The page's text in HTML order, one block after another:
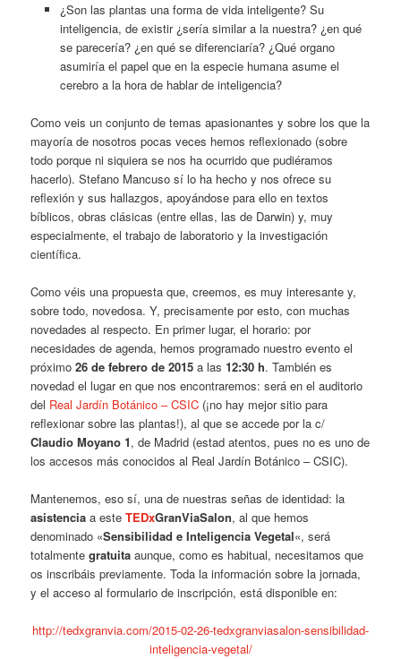
¿Son las plantas una forma de vida inteligente? Su
inteligencia, de existir ¿sería similar a la nuestra? ¿en qué
se parecería? ¿en qué se diferenciaría? ¿Qué organo
asumiría el papel que en la especie humana asume el
cerebro a la hora de hablar de inteligencia?
Como veis un conjunto de temas apasionantes y sobre los que la
mayoría de nosotros pocas veces hemos reflexionado (sobre
todo porque ni siquiera se nos ha ocurrido que pudiéramos
hacerlo). Stefano Mancuso sí lo ha hecho y nos ofrece su
reflexión y sus hallazgos, apoyándose para ello en textos
bíblicos, obras clásicas (entre ellas, las de Darwin) y, muy
especialmente, el trabajo de laboratorio y la investigación
científica.
Como véis una propuesta que, creemos, es muy interesante y,
sobre todo, novedosa. Y, precisamente por esto, con muchas
novedades al respecto. En primer lugar, el horario: por
necesidades de agenda, hemos programado nuestro evento el
próximo26 de febrero de 2015 a las12:30 h. También es
novedad el lugar en que nos encontraremos: será en el auditorio
del Real Jardín Botánico – CSIC (¡no hay mejor sitio para
reflexionar sobre las plantas!), al que se accede por la c/
Claudio Moyano 1, de Madrid (estad atentos, pues no es uno de
los accesos más conocidos al Real Jardín Botánico – CSIC).
Mantenemos, eso sí, una de nuestras señas de identidad: la
asistencia a esteTEDxGranViaSalon, al que hemos
denominado «Sensibilidad e Inteligencia Vegetal«, será
totalmentegratuita aunque, como es habitual, necesitamos que
os inscribáis previamente. Toda la información sobre la jornada,
y el acceso al formulario de inscripción, está disponible en:
http://tedxgranvia.com/2015-02-26-tedxgranviasalon-sensibilidad-
inteligencia-vegetal/